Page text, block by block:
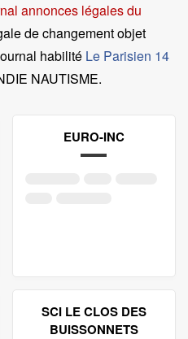
annonces légales du
de changement objet
habilité Le Parisien 14
NAUTISME.
EURO-INC
SCI LE CLOS DES
BUISSONNETS